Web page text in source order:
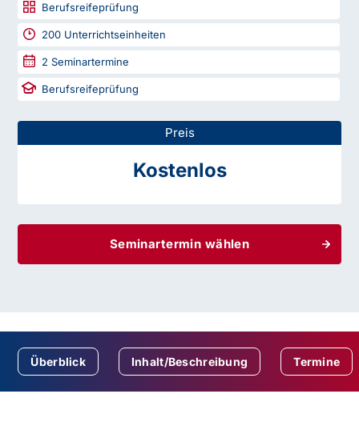
Berufsreifeprüfung
200 Unterrichtseinheiten
2 Seminartermine
Berufsreifeprüfung
Preis
Kostenlos
Seminartermin wählen
Überblick Inhalt/Beschreibung Termine